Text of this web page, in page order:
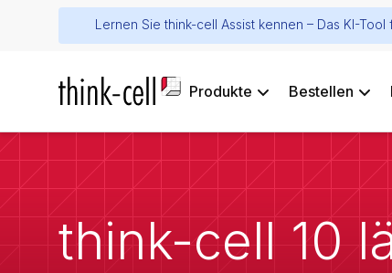
Lernen Sie think-cell Assist kennen – Das KI-
Produkte Bestellen
think-cell 10